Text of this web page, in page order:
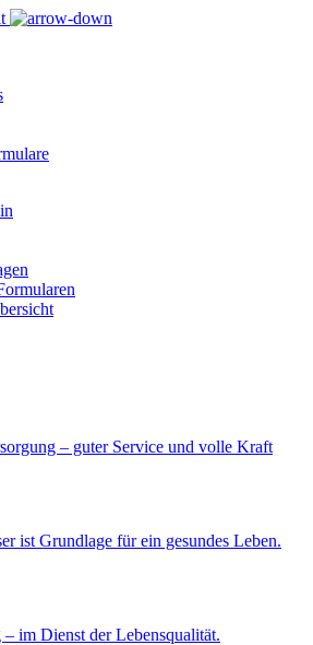
– guter Service und volle Kraft
ist Grundlage für ein gesundes Leben.
– im Dienst der Lebensqualität.